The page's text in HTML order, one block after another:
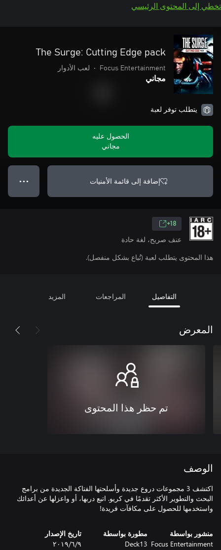
تخطي إلى المحتوى الرئيسي
The Surge: Cutting Edge pack
Focus Entertainment
• لعب الأدوار
مجاني
يتطلب توفر لعبة
الحصول عليه
مجاني
إضافة إلى قائمة الأمنيات ● ● ●
18+
عنف صريح، لغة حادة
هذا المحتوى يتطلب لعبة (تُباع بشكل منفصل).
التفاصيل المراجعات المزيد
المعرض
تم حظر هذا المحتوى
الوصف
اكتشف 3 مجموعات دروع جديدة وأسلحتها الفتاكة الجديدة من برامج
البحث والتطوير الأكثر تقدمًا في كريو. اتبع دربها، أو واعزلها عن أعدائك
واستخدمها للحصول على مكافآت فريدة!
منشور بواسطة
Focus Entertainment
مطورة بواسطة
Deck13
تاريخ الإصدار
٩‏/٦‏/٢٠١٩